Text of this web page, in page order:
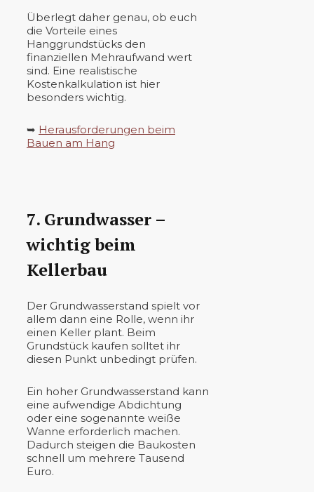
Überlegt daher genau, ob euch
die Vorteile eines
Hanggrundstücks den
finanziellen Mehraufwand wert
sind. Eine realistische
Kostenkalkulation ist hier
besonders wichtig.
➥ Herausforderungen beim
Bauen am Hang
7. Grundwasser –
wichtig beim
Kellerbau
Der Grundwasserstand spielt vor
allem dann eine Rolle, wenn ihr
einen Keller plant. Beim
Grundstück kaufen solltet ihr
diesen Punkt unbedingt prüfen.
Ein hoher Grundwasserstand kann
eine aufwendige Abdichtung
oder eine sogenannte weiße
Wanne erforderlich machen.
Dadurch steigen die Baukosten
schnell um mehrere Tausend
Euro.